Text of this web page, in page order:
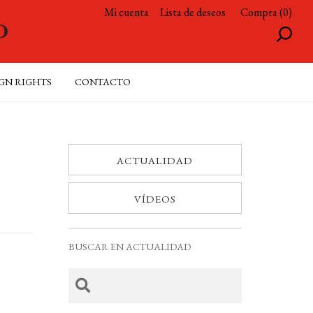
Mi cuenta Lista de deseos Compra (0)
RIGHTS CONTACTO
ACTUALIDAD
VÍDEOS
BUSCAR EN ACTUALIDAD